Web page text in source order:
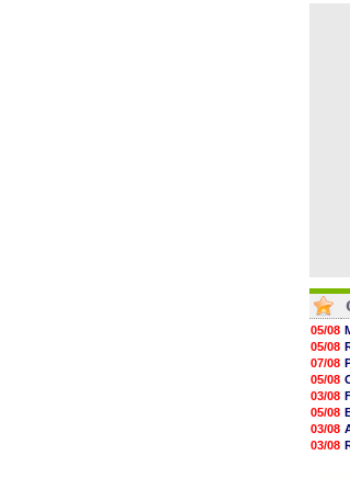
05/08
05/08
07/08
05/08
03/08
05/08
03/08
03/08